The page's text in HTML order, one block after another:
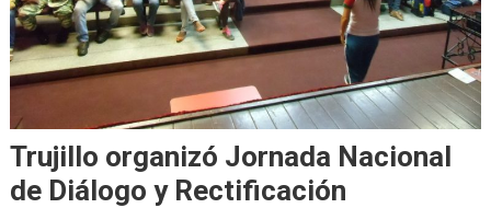
Trujillo organizó Jornada Nacional
de Diálogo y Rectificación